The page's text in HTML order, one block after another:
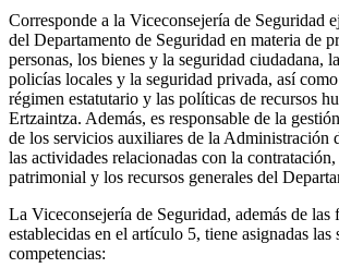
Corresponde a la Viceconsejería de Seguridad
del Departamento de Seguridad en materia de
personas, los bienes y la seguridad ciudadana,
policías locales y la seguridad privada, así
régimen estatutario y las políticas de recursos
Ertzaintza. Además, es responsable de la
de los servicios auxiliares de la Administración
las actividades relacionadas con la
patrimonial y los recursos generales del
La Viceconsejería de Seguridad, además de las
establecidas en el artículo 5, tiene asignadas las
competencias: